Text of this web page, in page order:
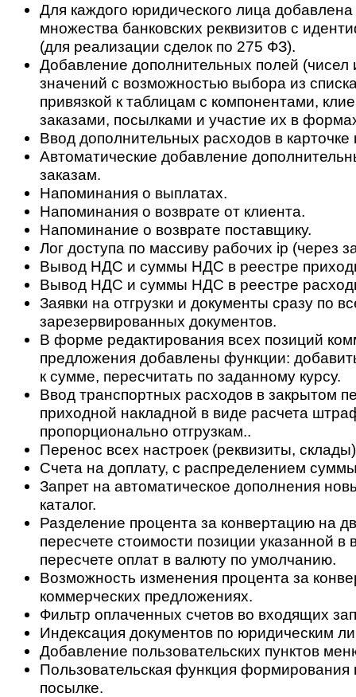
Для каждого юридического лица
множества банковских реквизитов с
(для реализации сделок по 275 ФЗ).
Добавление дополнительных полей (чисел
значений с возможностью выбора из
привязкой к таблицам с компонентами,
заказами, посылками и участие их в
Ввод дополнительных расходов в карточке
Автоматические добавление
заказам.
Напоминания о выплатах.
Напоминания о возврате от клиента.
Напоминание о возврате поставщику.
Лог доступа по массиву рабочих ip (через
Вывод НДС и суммы НДС в реестре
Вывод НДС и суммы НДС в реестре
Заявки на отгрузки и документы сразу по
зарезервированных документов.
В форме редактирования всех позиций
предложения добавлены функции:
к сумме, пересчитать по заданному курсу.
Ввод транспортных расходов в закрытом
приходной накладной в виде расчета
пропорционально отгрузкам..
Перенос всех настроек (реквизиты,
Счета на доплату, с распределением
Запрет на автоматическое дополнения
каталог.
Разделение процента за конвертацию на
пересчете стоимости позиции указанной в
пересчете оплат в валюту по умолчанию.
Возможность изменения процента за
коммерческих предложениях.
Фильтр оплаченных счетов во входящих
Индексация документов по юридическим
Добавление пользовательских пунктов
Пользовательская функция формирования
посылке.